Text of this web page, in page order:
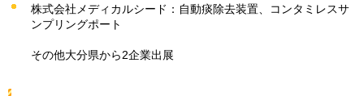
株式会社メディカルシード：自動痰除去装置、コンタミレスサ
ンプリングポート
その他大分県から2企業出展